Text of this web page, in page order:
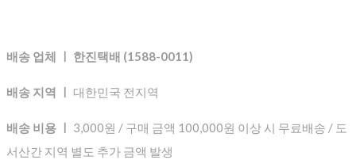
배송 업체 ㅣ 한진택배 (1588-0011)
배송 지역 ㅣ 대한민국 전지역
배송 비용 ㅣ 3,000원 / 구매 금액 100,000원 이상 시 무료배송 / 도
서산간 지역 별도 추가 금액 발생